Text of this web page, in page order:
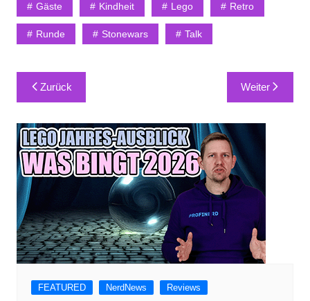
Gäste Kindheit Lego Retro
Runde Stonewars Talk
Beitragsnavigation
Zurück Weiter
FEATURED NerdNews Reviews